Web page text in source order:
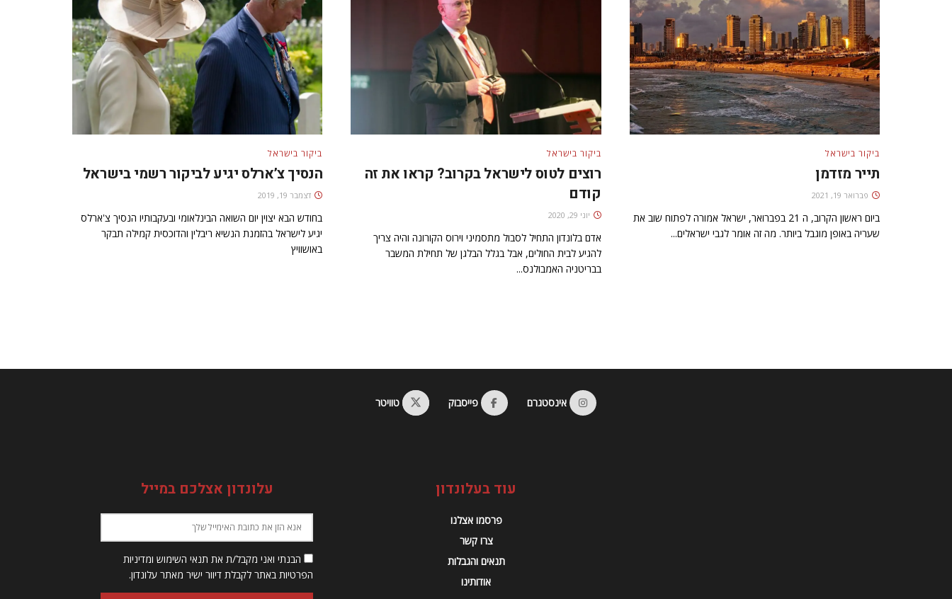
ביקור בישראל
תייר מזדמן
פברואר 19, 2021
ביום ראשון הקרוב, ה 21 בפברואר, ישראל אמורה לפתוח שוב את
שעריה באופן מוגבל ביותר. מה זה אומר לגבי ישראלים...
ביקור בישראל
רוצים לטוס לישראל בקרוב? קראו את זה
קודם
יוני 29, 2020
אדם בלונדון התחיל לסבול מתסמיני וירוס הקורונה והיה צריך
להגיע לבית החולים, אבל בגלל הבלגן של תחילת המשבר
בבריטניה האמבולנס...
ביקור בישראל
הנסיך צ’ארלס יגיע לביקור רשמי בישראל
דצמבר 19, 2019
בחודש הבא יצוין יום השואה הבינלאומי ובעקבותיו הנסיך צ'ארלס
יגיע לישראל בהזמנת הנשיא ריבלין והדוכסית קמילה תבקר
באושוויץ
אינסטגרם פייסבוק טוויטר
עוד בעלונדון
פרסמו אצלנו
צרו קשר
תנאים והגבלות
אודותינו
עלונדון אצלכם במייל
הבנתי ואני מקבל/ת את תנאי השימוש ומדיניות
הפרטיות באתר לקבלת דיוור ישיר מאתר עלונדון.